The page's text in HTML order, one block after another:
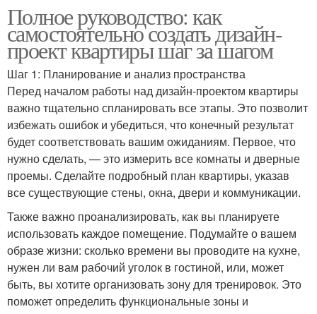
Полное руководство: как
самостоятельно создать дизайн-
проект квартиры шаг за шагом
Шаг 1: Планирование и анализ пространства
Перед началом работы над дизайн-проектом квартиры
важно тщательно спланировать все этапы. Это позволит
избежать ошибок и убедиться, что конечный результат
будет соответствовать вашим ожиданиям. Первое, что
нужно сделать, — это измерить все комнаты и дверные
проемы. Сделайте подробный план квартиры, указав
все существующие стены, окна, двери и коммуникации.
Также важно проанализировать, как вы планируете
использовать каждое помещение. Подумайте о вашем
образе жизни: сколько времени вы проводите на кухне,
нужен ли вам рабочий уголок в гостиной, или, может
быть, вы хотите организовать зону для тренировок. Это
поможет определить функциональные зоны и